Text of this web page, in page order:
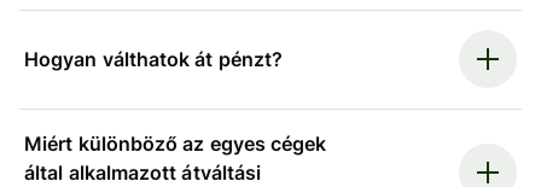
Hogyan válthatok át pénzt?
Miért különböző az egyes cégek
által alkalmazott átváltási